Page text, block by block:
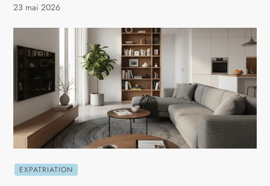
23 mai 2026
EXPATRIATION